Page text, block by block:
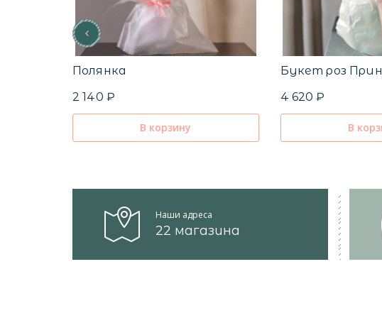
Полянка
2 140 ₽
В корзину
Букет роз
4 620 ₽
В
Наши адреса
22 магазина